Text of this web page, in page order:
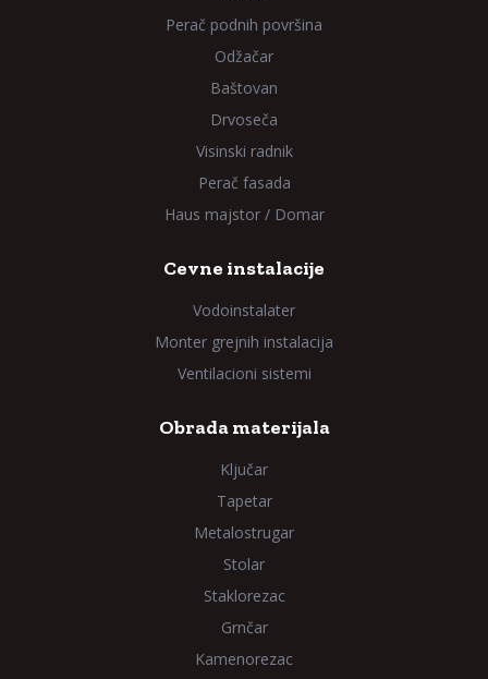
Perač podnih površina
Odžačar
Baštovan
Drvoseča
Visinski radnik
Perač fasada
Haus majstor / Domar
Cevne instalacije
Vodoinstalater
Monter grejnih instalacija
Ventilacioni sistemi
Obrada materijala
Ključar
Tapetar
Metalostrugar
Stolar
Staklorezac
Grnčar
Kamenorezac